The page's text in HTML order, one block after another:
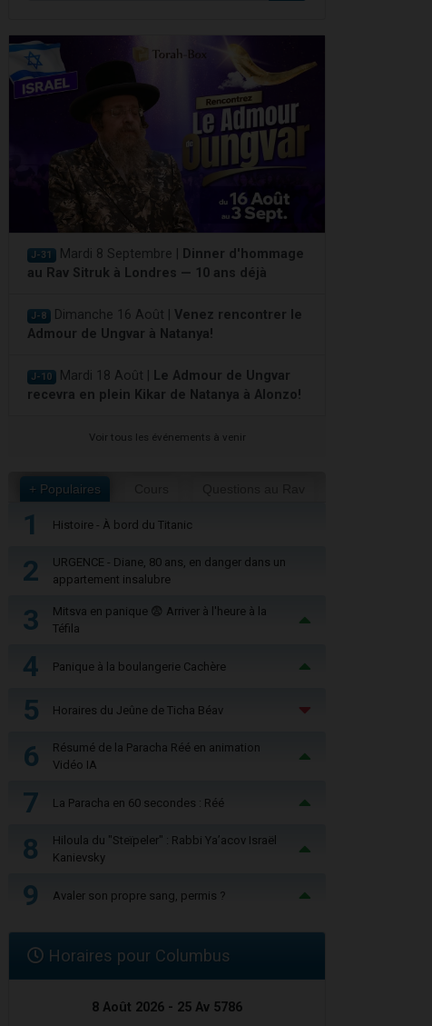
J-31 Mardi 8 Septembre |
Dinner d'hommage
au Rav Sitruk à Londres — 10 ans déjà
J-8 Dimanche 16 Août | Venez rencontrer le
Admour de Ungvar à Natanya!
J-10 Mardi 18 Août |
Le Admour de Ungvar
recevra en plein Kikar de Natanya à Alonzo!
Voir tous les événements à venir
+ Populaires
1 Histoire - À bord du Titanic
2
URGENCE - Diane, 80 ans, en danger dans un
appartement insalubre
3
Mitsva en panique 😨 Arriver à l'heure à la
Téfila
4 Panique à la boulangerie Cachère
5 Horaires du Jeûne de Ticha Béav
6
Résumé de la Paracha Réé en animation
Vidéo IA
7 La Paracha en 60 secondes : Réé
8
Hiloula du "Steïpeler" : Rabbi Ya’acov Israël
Kanievsky
9 Avaler son propre sang, permis ?
Horaires pour Columbus
8 Août 2026 - 25 Av 5786